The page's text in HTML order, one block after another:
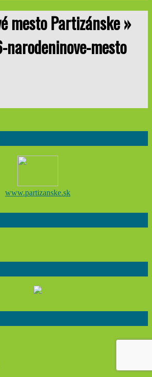
mesto Partizánske »
mesto
www.partizanske.sk